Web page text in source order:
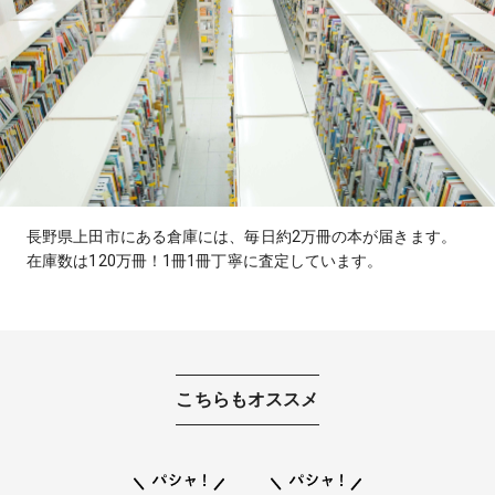
長野県上田市にある倉庫には、毎日約2万冊の本が届きます。
在庫数は120万冊！1冊1冊丁寧に査定しています。
こちらもオススメ